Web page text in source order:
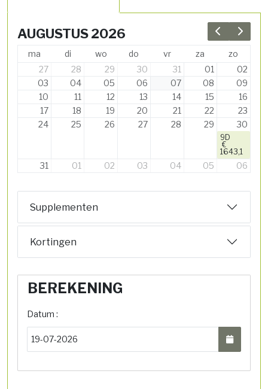
Previous
Next
AUGUSTUS 2026
ma di wo do vr za
zo
27
28 29 30 31 01
02
03
04 05 06 07 08
09
10
11 12 13 14 15
16
17
18 19 20 21 22
23
24
25 26 27 28 29 30
9D
€
1643,1
31 01 02 03 04 05 06
Supplementen
Kortingen
BEREKENING
Datum :